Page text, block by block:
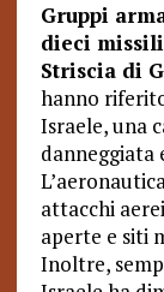
Gruppi
dieci
Striscia di
hanno
Israele, una
danneggiata
attacchi
aperte e siti
Inoltre,